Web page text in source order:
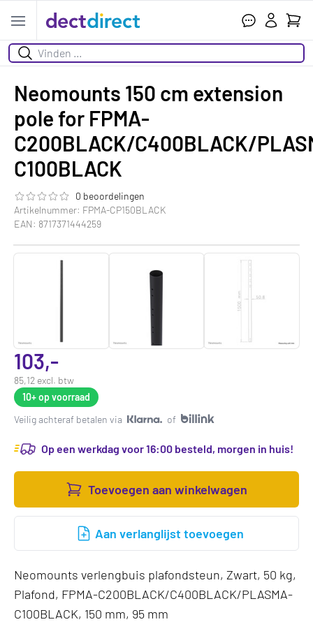
Open menu
Zoeken
Neomounts 150 cm extension
pole for FPMA-
C200BLACK/C400BLACK/
C100BLACK
De beoordeling van dit product is
0 beoordelingen
Artikelnummer: FPMA-CP150BLACK
EAN: 8717371444259
103,-
85,12 excl. btw
10+op voorraad
Veilig achteraf betalen via
of
Op een werkdag voor 16:00 besteld, morgen in huis!
Toevoegen aan winkelwagen
Aan verlanglijst toevoegen
Neomounts verlengbuis plafondsteun, Zwart, 50 kg,
Plafond, FPMA-C200BLACK/C400BLACK/PLASMA-
C100BLACK, 150 mm, 95 mm